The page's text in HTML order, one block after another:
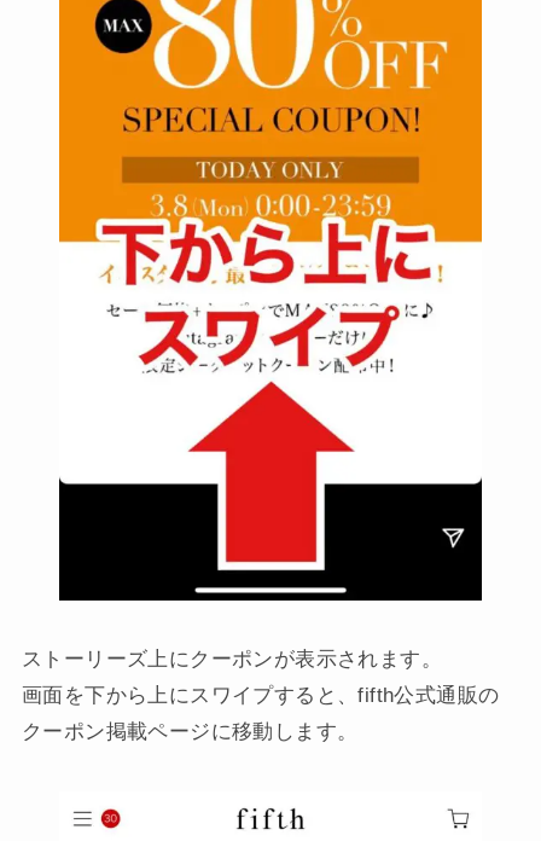
ストーリーズ上にクーポンが表示されます。
画面を下から上にスワイプすると、fifth公式通販の
クーポン掲載ページに移動します。